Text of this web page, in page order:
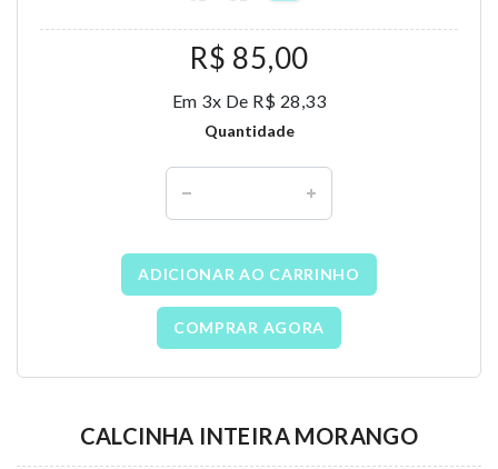
R$ 85,00
Em 3x De R$ 28,33
Quantidade
ADICIONAR AO CARRINHO
COMPRAR AGORA
CALCINHA INTEIRA MORANGO